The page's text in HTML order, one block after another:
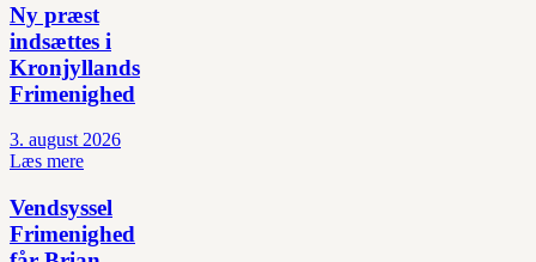
Ny præst
indsættes i
Kronjyllands
Frimenighed
3. august 2026
Læs mere
Vendsyssel
Frimenighed